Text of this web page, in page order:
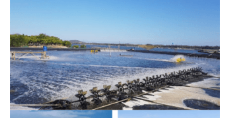
Thuế Mục 301 và bài toán thích ứng của
tôm Việt tại thị...
Nguồn cung giảm, giá cá rô phi Trung Quốc
tiếp tục tăng